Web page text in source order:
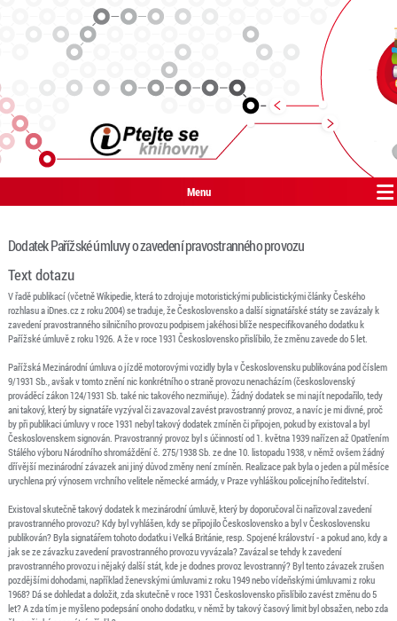
Menu
Dodatek Pařížské úmluvy o zavedení pravostranného provozu
Text dotazu
V řadě publikací (včetně Wikipedie, která to zdrojuje motoristickými publicistickými články Českého
rozhlasu a iDnes.cz z roku 2004) se traduje, že Československo a další signatářské státy se zavázaly k
zavedení pravostranného silničního provozu podpisem jakéhosi blíže nespecifikovaného dodatku k
Pařížské úmluvě z roku 1926. A že v roce 1931 Československo přislíbilo, že změnu zavede do 5 let.
Pařížská Mezinárodní úmluva o jízdě motorovými vozidly byla v Československu publikována pod číslem
9/1931 Sb., avšak v tomto znění nic konkrétního o straně provozu nenacházím (československý
prováděcí zákon 124/1931 Sb. také nic takového nezmiňuje). Žádný dodatek se mi najít nepodařilo, tedy
ani takový, který by signatáře vyzýval či zavazoval zavést pravostranný provoz, a navíc je mi divné, proč
by při publikaci úmluvy v roce 1931 nebyl takový dodatek zmíněn či připojen, pokud by existoval a byl
Československem signován. Pravostranný provoz byl s účinností od 1. května 1939 nařízen až Opatřením
Stálého výboru Národního shromáždění č. 275/1938 Sb. ze dne 10. listopadu 1938, v němž ovšem žádný
dřívější mezinárodní závazek ani jiný důvod změny není zmíněn. Realizace pak byla o jeden a půl měsíce
urychlena prý výnosem vrchního velitele německé armády, v Praze vyhláškou policejního ředitelství.
Existoval skutečně takový dodatek k mezinárodní úmluvě, který by doporučoval či nařizoval zavedení
pravostranného provozu? Kdy byl vyhlášen, kdy se připojilo Československo a byl v Československu
publikován? Byla signatářem tohoto dodatku i Velká Británie, resp. Spojené království - a pokud ano, kdy a
jak se ze závazku zavedení pravostranného provozu vyvázala? Zavázal se tehdy k zavedení
pravostranného provozu i nějaký další stát, kde je dodnes provoz levostranný? Byl tento závazek zrušen
pozdějšími dohodami, například ženevskými úmluvami z roku 1949 nebo vídeňskými úmluvami z roku
1968? Dá se dohledat a doložit, zda skutečně v roce 1931 Československo přislíbilo zavést změnu do 5
let? A zda tím je myšleno podepsání onoho dodatku, v němž by takový časový limit byl obsažen, nebo zda